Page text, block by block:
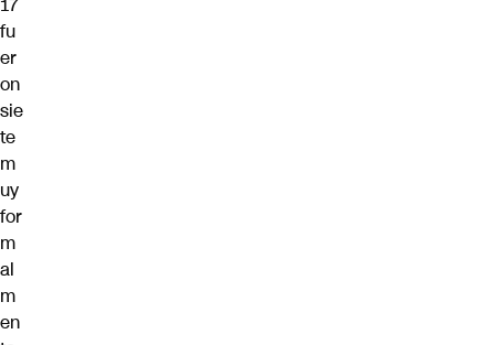
fu
er
on
sie
te
m
uy
for
m
al
m
en